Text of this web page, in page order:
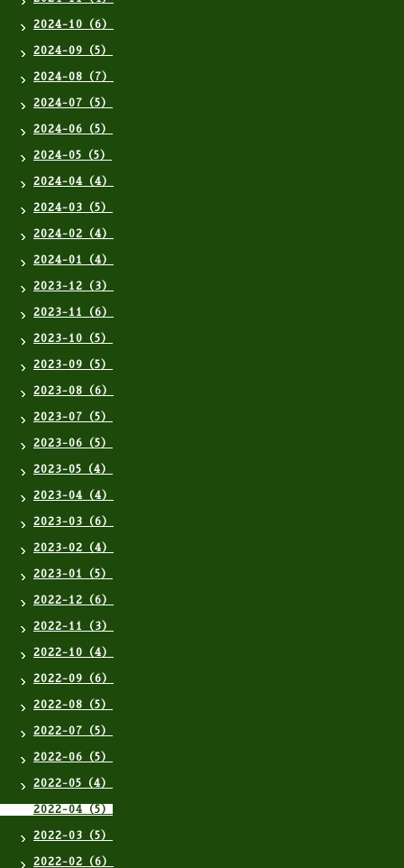
2024-10（6）
2024-09（5）
2024-08（7）
2024-07（5）
2024-06（5）
2024-05（5）
2024-04（4）
2024-03（5）
2024-02（4）
2024-01（4）
2023-12（3）
2023-11（6）
2023-10（5）
2023-09（5）
2023-08（6）
2023-07（5）
2023-06（5）
2023-05（4）
2023-04（4）
2023-03（6）
2023-02（4）
2023-01（5）
2022-12（6）
2022-11（3）
2022-10（4）
2022-09（6）
2022-08（5）
2022-07（5）
2022-06（5）
2022-05（4）
2022-04（5）
2022-03（5）
2022-02（6）